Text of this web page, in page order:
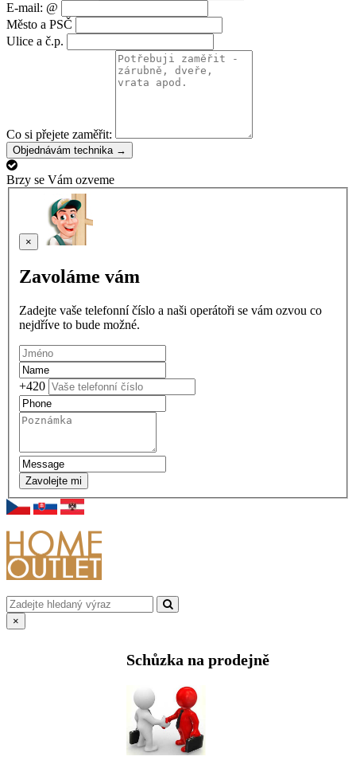
E-mail: @
Město a PSČ
Ulice a č.p.
Co si přejete zaměřit:
Objednávám technika →
Brzy se Vám ozveme
×
Zavoláme vám
Zadejte vaše telefonní číslo a naši operátoři se vám ozvou co
nejdříve to bude možné.
+420
Zavolejte mi
×
Schůzka na prodejně